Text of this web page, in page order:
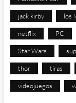
jack kirby los
netflix PC
Star Wars
thor tiras
videojuegos